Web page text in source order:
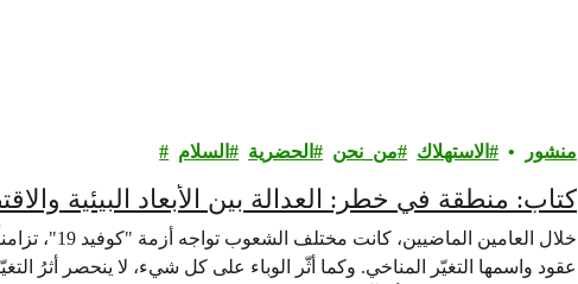
منشور الاستهلاك من_نحن الحضرية السلام
كتاب: منطقة في خطر: العدالة بين الأبعاد البيئية
خلال العامين
عقود واسمها التغيّر المناخي. وكما أثّر الوباء على كل شيء، لا ينحصر أثرُ